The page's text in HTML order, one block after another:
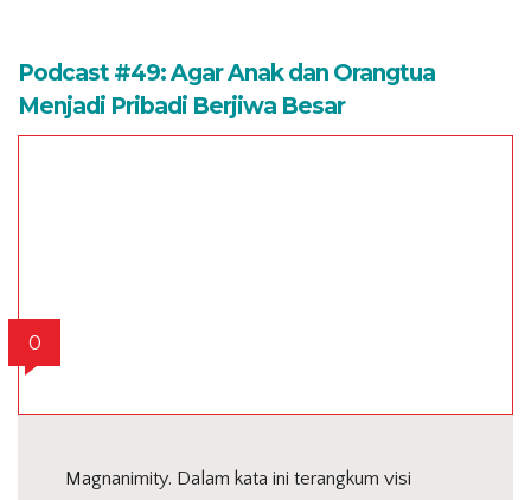
Podcast #49: Agar Anak dan Orangtua
Menjadi Pribadi Berjiwa Besar
0
Magnanimity. Dalam kata ini terangkum visi